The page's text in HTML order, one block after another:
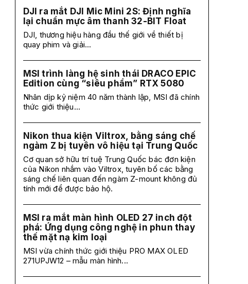
DJI ra mắt DJI Mic Mini 2S: Định nghĩa
lại chuẩn mực âm thanh 32-BIT Float
DJI, thương hiệu hàng đầu thế giới về thiết bị
quay phim và giải...
MSI trình làng hệ sinh thái DRACO EPIC
Edition cùng “siêu phẩm” RTX 5080
Nhân dịp kỷ niệm 40 năm thành lập, MSI đã chính
thức giới thiệu...
Nikon thua kiện Viltrox, bằng sáng chế
ngàm Z bị tuyên vô hiệu tại Trung Quốc
Cơ quan sở hữu trí tuệ Trung Quốc bác đơn kiện
của Nikon nhắm vào Viltrox, tuyên bố các bằng
sáng chế liên quan đến ngàm Z-mount không đủ
tính mới để được bảo hộ.
MSI ra mắt màn hình OLED 27 inch đột
phá: Ứng dụng công nghệ in phun thay
thế mặt nạ kim loại
MSI vừa chính thức giới thiệu PRO MAX OLED
271UPJW12 – mẫu màn hình...